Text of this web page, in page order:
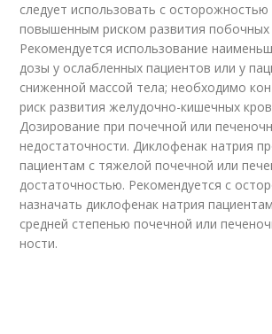
следует использовать с осторожностью
повышенным риском развития побочных
Рекомендуется использование
дозы у ослаб­ленных пациентов или у
сниженной массой тела; необходимо
риск развития желудочно-кишечных
Дозирование при почечной или
недостаточности. Диклофе­нак натрия
пациентам с тяжелой почечной или
достаточностью. Рекомендуется с
назначать диклофенак натрия
средней степенью почечной или
ности.